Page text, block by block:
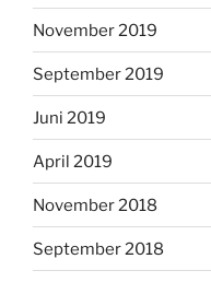
November 2019
September 2019
Juni 2019
April 2019
November 2018
September 2018